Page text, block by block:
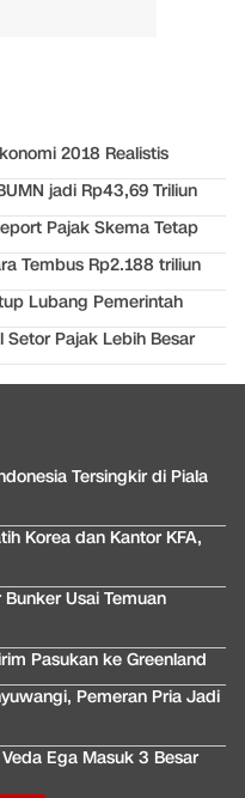
2018 Realistis
jadi Rp43,69 Triliun
Pajak Skema Tetap
Tembus Rp2.188 triliun
Lubang Pemerintah
Setor Pajak Lebih Besar
Tersingkir di Piala
Korea dan Kantor KFA,
Usai Temuan
Pasukan ke Greenland
Pemeran Pria Jadi
Ega Masuk 3 Besar